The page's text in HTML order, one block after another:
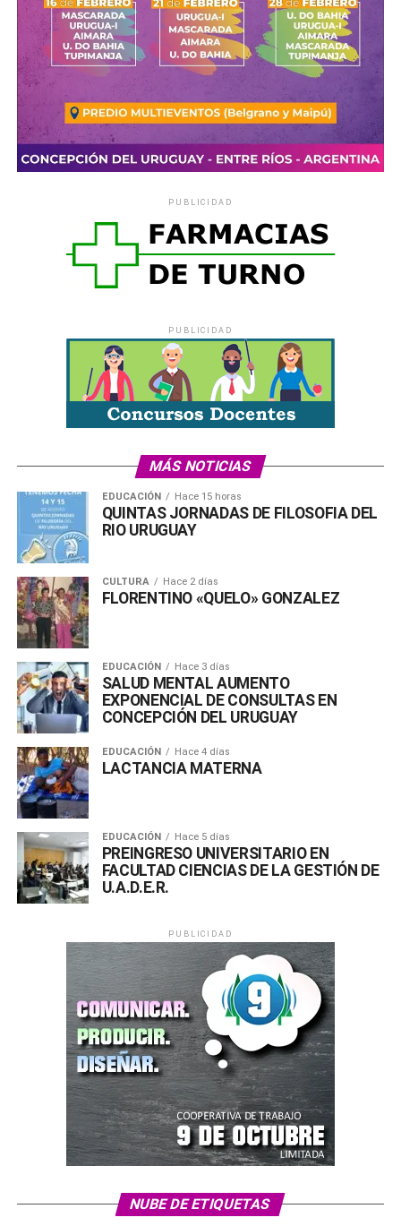
Comparte esto:
X Facebook WhatsApp Imprimir
Actividad gratuita – Cupos limitados
Destinado a entrenadores/as, preparadores físicos,
profesionales de cuerpos técnicos, dirigentes deportivos,
estudiantes y profesores/as de Educación Física, y
personas vinculadas al ámbito deportivo.
Consultas: polotecnologicolanube@gmail.com
WhatsApp: 3442 550836
WhatsApp
PUBLICIDAD
PUBLICIDAD
MÁS NOTICIAS
EDUCACIÓN Hace 15 horas
QUINTAS JORNADAS DE FILOSOFIA DEL
RIO URUGUAY
CULTURA Hace 2 días
FLORENTINO «QUELO» GONZALEZ
EDUCACIÓN Hace 3 días
SALUD MENTAL AUMENTO
EXPONENCIAL DE CONSULTAS EN
CONCEPCIÓN DEL URUGUAY
EDUCACIÓN Hace 4 días
LACTANCIA MATERNA
EDUCACIÓN Hace 5 días
PREINGRESO UNIVERSITARIO EN
FACULTAD CIENCIAS DE LA GESTIÓN DE
U.A.D.E.R.
PUBLICIDAD
NUBE DE ETIQUETAS